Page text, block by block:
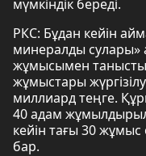
мүмкіндік береді.
РКС: Бұдан кейін
минералды сулары»
жұмысымен
жұмыстары
миллиард теңге.
40 адам
кейін тағы 30
бар.